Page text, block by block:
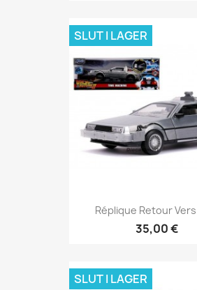
Réplique Retour Vers
35,00 €
SLUT I LAGER
SLUT I LAGER